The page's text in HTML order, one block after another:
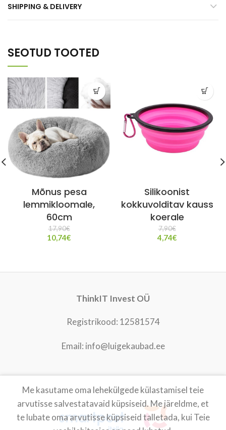
SHIPPING & DELIVERY
SEOTUD TOOTED
Mõnus pesa
lemmikloomale,
60cm
17,90€
10,74€
Silikoonist
kokkuvolditav kauss
koerale
7,90€
4,74€
ThinkIT Invest OÜ
Registrikood: 12581574
Email: info@luigekaubad.ee
LUIGEKAUBAD 2021
Me kasutame oma lehekülgede külastamisel teie
arvutisse salvestatavaid küpsiseid. Me järeldme, et
te lubate oma arvutisse küpsiseid talletada, kui Teie